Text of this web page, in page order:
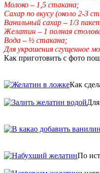
Молоко – 1,5 стакана;
Сахар по вкусу (около 2-3
Ванильный сахар – 1/3
Желатин – 1 полная
Вода – ½ стакана;
Для украшения сгущенное
Как приготовить с фото
Как
По